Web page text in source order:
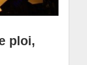
ploi,